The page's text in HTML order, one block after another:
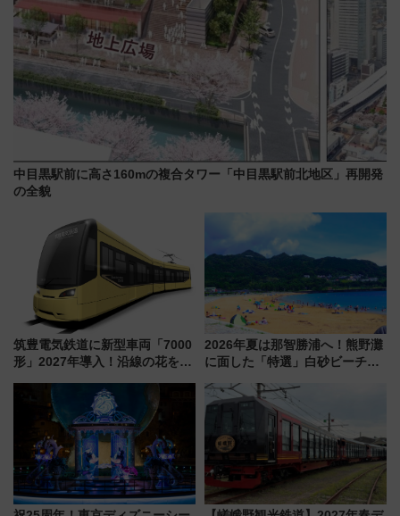
中目黒駅前に高さ160mの複合タワー「中目黒駅前北地区」再開発
の全貌
筑豊電気鉄道に新型車両「7000
形」2027年導入！沿線の花をイ
内は落ち着いたゆとりある空間
2026年夏は那智勝浦へ！熊野灘
に面した「特選」白砂ビーチは
会」は8月11日開催！